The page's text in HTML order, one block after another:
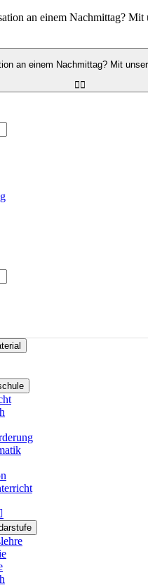
an einem Nachmittag? Mit
an einem Nachmittag? Mit
